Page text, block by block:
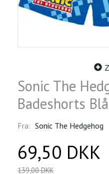
Sonic The
Badeshorts
Fra: Sonic The Hedgehog
69,50 DKK
139,00 DKK